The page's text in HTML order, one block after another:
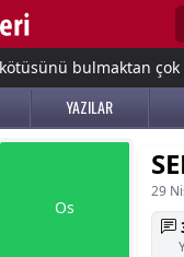
bulmaktan çok
YAZILAR
Os
29